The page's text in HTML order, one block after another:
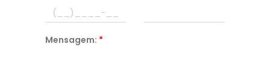
Mensagem: *